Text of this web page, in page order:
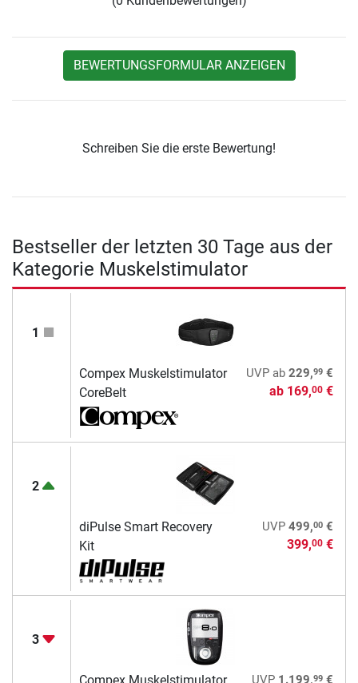
BEWERTUNGSFORMULAR ANZEIGEN
Schreiben Sie die erste Bewertung!
Bestseller der letzten 30 Tage aus der
Kategorie Muskelstimulator
1
Compex Muskelstimulator
CoreBelt
UVPab 229,99€
ab 169,00€
2
diPulse Smart Recovery
Kit
UVP 499,00€
399,00€
3
UVP 1.199,99€